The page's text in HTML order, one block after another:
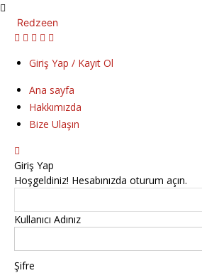
Redzeen
Giriş Yap / Kayıt Ol
Ana sayfa
Hakkımızda
Bize Ulaşın
Giriş Yap
Hoşgeldiniz! Hesabınızda oturum açın.
Kullanıcı Adınız
Şifre